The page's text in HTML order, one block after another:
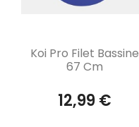
Aperçu rapide
Koi Pro Filet Bassine
67 Cm
12,99 €